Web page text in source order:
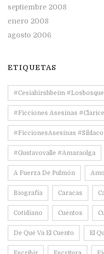
septiembre 2008
enero 2008
agosto 2006
ETIQUETAS
#Cesiahirshbeim
#ficciones Asesinas
#FiccionesAsesinas
#Gustavovalle #amaraolga
A Fuerza De Pulmón
Biografía Caracas
Cotidiano Cuentos
De Qué Va El Cuento El